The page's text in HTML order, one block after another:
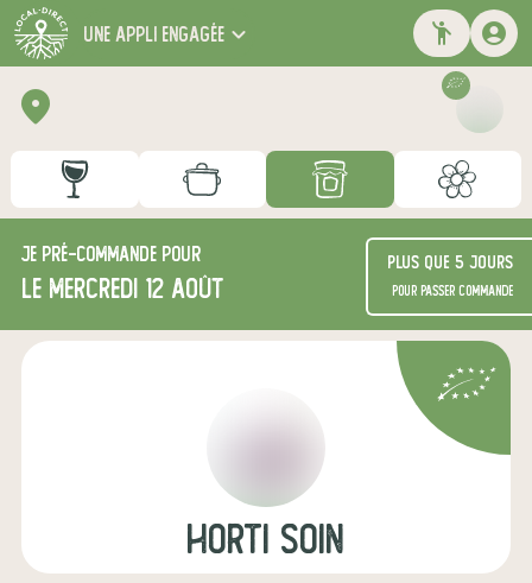
une appli engagée
Je pré-commande pour
le mercredi 12 août
Plus que 5 jours
pour passer commande
Horti soin